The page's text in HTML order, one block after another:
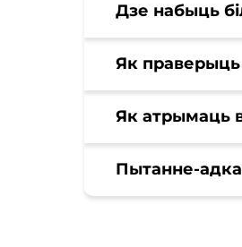
Дзе набыць
Як праверыць
Як атрымаць
Пытанне-